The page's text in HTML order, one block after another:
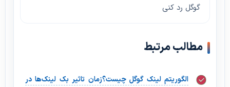
گوگل رد کنی
مطالب مرتبط
الگوریتم لینک گوگل چیست؟زمان تاثیر بک لینک‌ها در